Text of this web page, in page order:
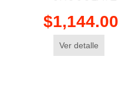
$1,144.00
Ver detalle